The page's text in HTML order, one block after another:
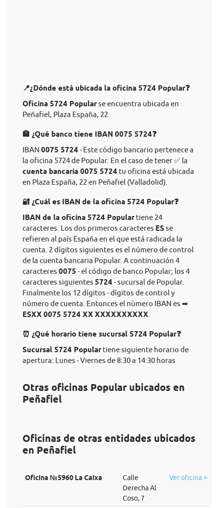
📍¿Dónde está ubicada la oficina 5724 Popular❓
Oficina 5724 Popularse encuentra ubicada en
Peñafiel, Plaza España, 22
🏦 ¿Qué banco tiene IBAN 0075 5724❓
IBAN 0075 5724 - Este código bancario pertenece a
la oficina 5724 de Popular. En el caso de tener ✅ la
cuenta bancaria 0075 5724 tu oficina está ubicada
en Plaza España, 22 en Peñafiel (Valladolid).
🔐 ¿Cuál es IBAN de la oficina 5724 Popular❓
IBAN de la oficina 5724 Popular tiene 24
caracteres. Los dos primeros caracteres ES se
refieren al país España en el que está radicada la
cuenta. 2 dígitos siguientes es el número de control
de la cuenta bancaria Popular. A continuación 4
caracteres 0075 - el código de banco Popular; los 4
caracteres siguientes 5724 - sucursal de Popular.
Finalmente los 12 dígitos - dígitos de control y
número de cuenta. Entonces el nùmero IBAN es ➡
ESXX 0075 5724 XX XXXXXXXXXX
⏰ ¿Qué horario tiene sucursal 5724 Popular❓
Sucursal 5724 Popular tiene siguiente horario de
apertura: Lunes - Viernes de 8:30 a 14:30 horas
Otras oficinas Popular ubicados en
Peñafiel
Oficinas de otras entidades ubicados
en Peñafiel
Oficina №5960 La Caixa
Calle
Derecha Al
Coso, 7
Ver oficina >